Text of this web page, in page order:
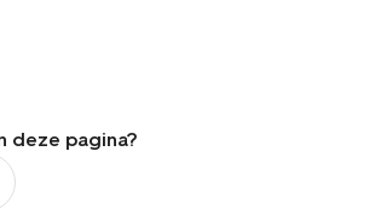
deze pagina?